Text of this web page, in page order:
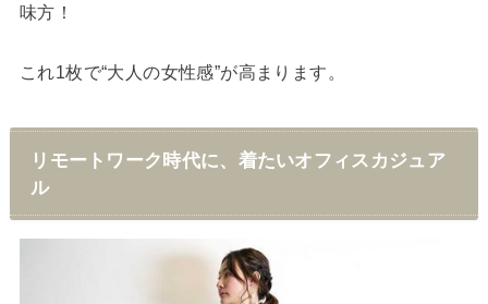
味方！
これ1枚で“大人の女性感”が高まります。
リモートワーク時代に、着たいオフィスカジュア
ル